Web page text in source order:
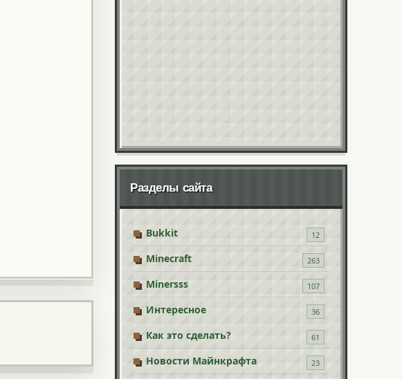
Разделы сайта
Bukkit 12
Minecraft 263
Minersss 107
Интересное 36
Как это сделать? 61
Новости Майнкрафта 23